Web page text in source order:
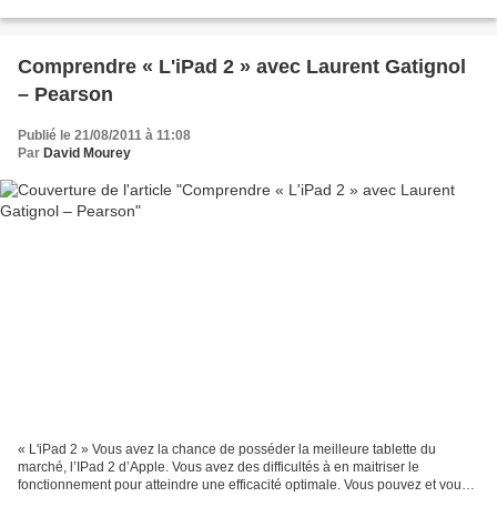
Comprendre « L'iPad 2 » avec Laurent Gatignol
– Pearson
Publié le 21/08/2011 à 11:08
Par David Mourey
« L'iPad 2 » Vous avez la chance de posséder la meilleure tablette du
marché, l’IPad 2 d’Apple. Vous avez des difficultés à en maitriser le
fonctionnement pour atteindre une efficacité optimale. Vous pouvez et vous